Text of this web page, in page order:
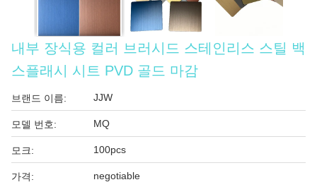
내부 장식용 컬러 브러시드 스테인리스 스틸 백
스플래시 시트 PVD 골드 마감
브랜드 이름: JJW
모델 번호: MQ
모크: 100pcs
가격: negotiable